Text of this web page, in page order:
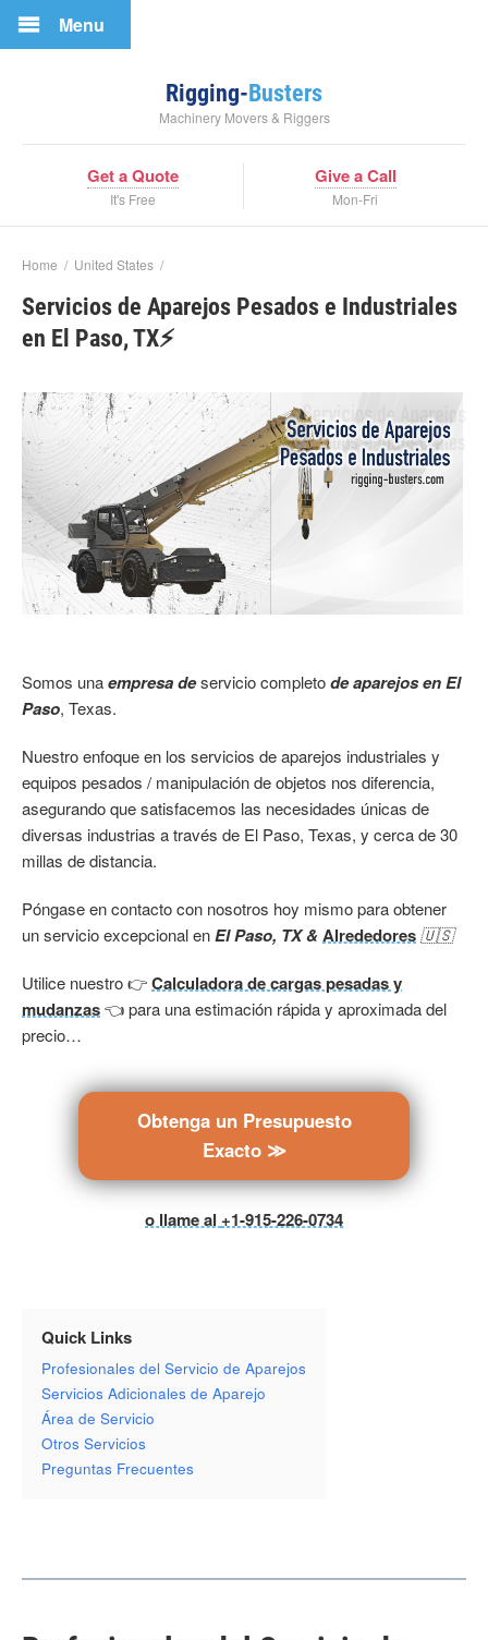
Rigging-Busters
Machinery Movers & Riggers
Menu
Get a Quote
It's Free
Give a Call
Mon-Fri
Home / United States /
Servicios de Aparejos Pesados e Industriales
en El Paso, TX⚡
Somos unaempresa deservicio completode aparejos en El
Paso, Texas.
Nuestro enfoque en los servicios de aparejos industriales y
equipos pesados / manipulación de objetos nos diferencia,
asegurando que satisfacemos las necesidades únicas de
diversas industrias a través de El Paso, Texas, y cerca de 30
millas de distancia.
Póngase en contacto con nosotros hoy mismo para obtener
un servicio excepcional enEl Paso, TX & Alrededores🇺🇸
Utilice nuestro 👉Calculadora de cargas pesadas y
mudanzas👈 para una estimación rápida y aproximada del
precio…
Obtenga un Presupuesto
Exacto ≫
o llame al +1-915-226-0734
Quick Links
Profesionales del Servicio de Aparejos
Servicios Adicionales de Aparejo
Área de Servicio
Otros Servicios
Preguntas Frecuentes